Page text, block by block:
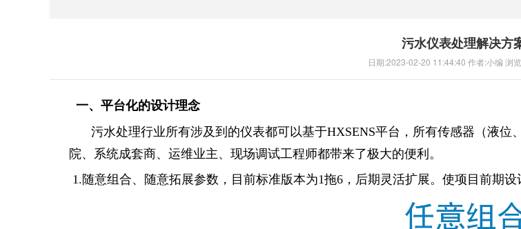
污水仪表处理解决方
日期:2023-02-20 11:44:40 作者:小编 浏
一、平台化的设计理念
污水处理行业所有涉及到的仪表都可以基于HXSENS平台，所有传感器（液
院、系统成套商、运维业主、 现场调试工程师都带来了极大的便利。
1.随意组合、随意拓展参数，目前标准版本为1拖6，后期灵活扩展。使项目前期设